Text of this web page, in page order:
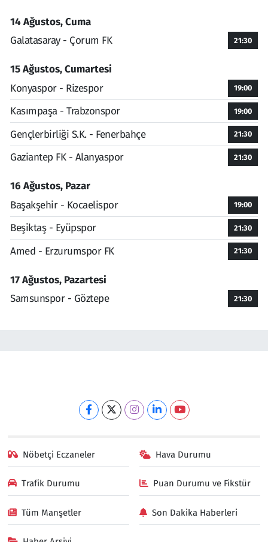
14 Ağustos, Cuma
Galatasaray - Çorum FK
21:30
15 Ağustos, Cumartesi
Konyaspor - Rizespor
19:00
Kasımpaşa - Trabzonspor 19:00
Gençlerbirliği S.K. - Fenerbahçe 21:30
Gaziantep FK - Alanyaspor 21:30
16 Ağustos, Pazar
Başakşehir - Kocaelispor
19:00
Beşiktaş - Eyüpspor 21:30
Amed - Erzurumspor FK 21:30
17 Ağustos, Pazartesi
Samsunspor - Göztepe
21:30
Nöbetçi Eczaneler Hava Durumu
Trafik Durumu Puan Durumu ve Fikstür
Tüm Manşetler Son Dakika Haberleri